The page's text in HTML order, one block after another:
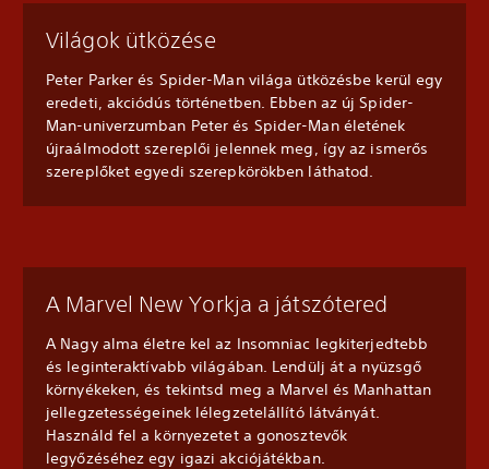
Világok ütközése
Peter Parker és Spider-Man világa ütközésbe kerül egy
eredeti, akciódús történetben. Ebben az új Spider-
Man-univerzumban Peter és Spider-Man életének
újraálmodott szereplői jelennek meg, így az ismerős
szereplőket egyedi szerepkörökben láthatod.
A Marvel New Yorkja a játszótered
A Nagy alma életre kel az Insomniac legkiterjedtebb
és leginteraktívabb világában. Lendülj át a nyüzsgő
környékeken, és tekintsd meg a Marvel és Manhattan
jellegzetességeinek lélegzetelállító látványát.
Használd fel a környezetet a gonosztevők
legyőzéséhez egy igazi akciójátékban.